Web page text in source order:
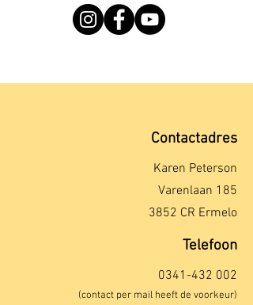
Contactadres
Karen Peterson
Varenlaan 185
3852 CR Ermelo
Telefoon
0341-432 002
(contact per mail heeft de voorkeur)